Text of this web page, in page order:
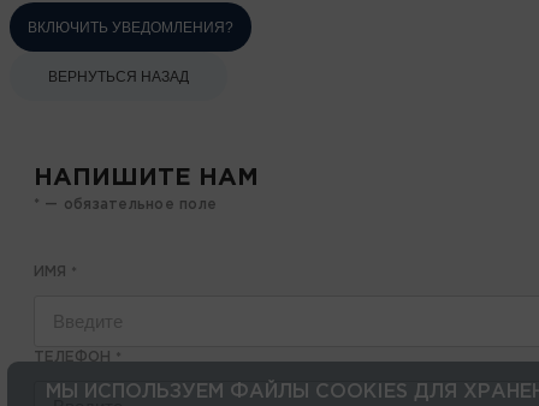
МЫ ИСПОЛЬЗУЕМ ФАЙЛЫ COOKIES ДЛЯ
ВКЛЮЧИТЬ УВЕДОМЛЕНИЯ?
ВЕРНУТЬСЯ НАЗАД
НАПИШИТЕ НАМ
* — обязательное поле
ИМЯ *
ТЕЛЕФОН *